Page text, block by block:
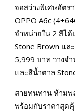
จอสว่างพิเศษอัตร
OPPO A6c
จำหน่ายใน 2 สีได้
Stone Brown แล
5,999 บาท วางจ
และสีน้ำตาล
สายทนทาน ห้ามพ
พร้อมกับราคาสุด